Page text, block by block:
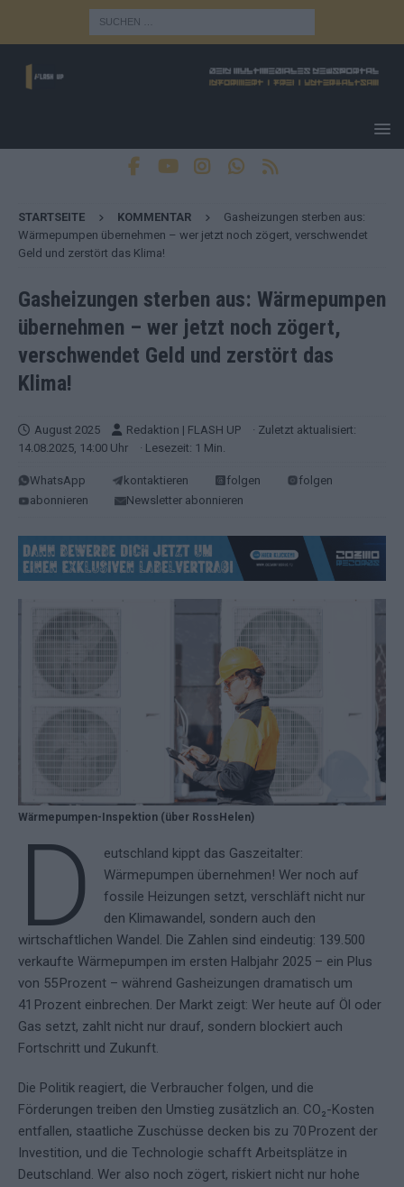
STARTSEITE KOMMENTAR
Gasheizungen sterben aus:
Wärmepumpen übernehmen – wer jetzt noch zögert, verschwendet
Geld und zerstört das Klima!
Gasheizungen sterben aus: Wärmepumpen
übernehmen – wer jetzt noch zögert,
verschwendet Geld und zerstört das
Klima!
August 2025 Redaktion | FLASH UP
· Zuletzt aktualisiert:
14.08.2025, 14:00 Uhr
· Lesezeit: 1 Min.
WhatsApp kontaktieren folgen
folgen
abonnieren
Newsletter abonnieren
Wärmepumpen-Inspektion (über RossHelen)
D
eutschland kippt das Gaszeitalter:
Wärmepumpen übernehmen! Wer noch auf
fossile Heizungen setzt, verschläft nicht nur
den Klimawandel, sondern auch den
wirtschaftlichen Wandel. Die Zahlen sind eindeutig: 139.500
verkaufte Wärmepumpen im ersten Halbjahr 2025 – ein Plus
von 55 Prozent – während Gasheizungen dramatisch um
41 Prozent einbrechen. Der Markt zeigt: Wer heute auf Öl oder
Gas setzt, zahlt nicht nur drauf, sondern blockiert auch
Fortschritt und Zukunft.
Die Politik reagiert, die Verbraucher folgen, und die
Förderungen treiben den Umstieg zusätzlich an. CO₂-Kosten
entfallen, staatliche Zuschüsse decken bis zu 70 Prozent der
Investition, und die Technologie schafft Arbeitsplätze in
Deutschland. Wer also noch zögert, riskiert nicht nur hohe